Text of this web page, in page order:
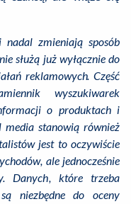
nadal zmieniają sposób
służą już wyłącznie do
reklamowych. Część
wyszukiwarek
o produktach i
media stanowią również
jest to oczywiście
ale jednocześnie
Danych, które trzeba
niezbędne do oceny